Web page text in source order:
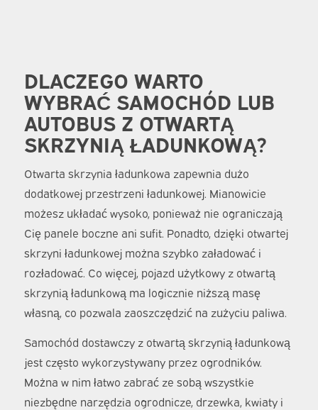
DLACZEGO WARTO
WYBRAĆ SAMOCHÓD LUB
AUTOBUS Z OTWARTĄ
SKRZYNIĄ ŁADUNKOWĄ?
Otwarta skrzynia ładunkowa zapewnia dużo
dodatkowej przestrzeni ładunkowej. Mianowicie
możesz układać wysoko, ponieważ nie ograniczają
Cię panele boczne ani sufit. Ponadto, dzięki otwartej
skrzyni ładunkowej można szybko załadować i
rozładować. Co więcej, pojazd użytkowy z otwartą
skrzynią ładunkową ma logicznie niższą masę
własną, co pozwala zaoszczędzić na zużyciu paliwa.
Samochód dostawczy z otwartą skrzynią ładunkową
jest często wykorzystywany przez ogrodników.
Można w nim łatwo zabrać ze sobą wszystkie
niezbędne narzędzia ogrodnicze, drzewka, kwiaty i